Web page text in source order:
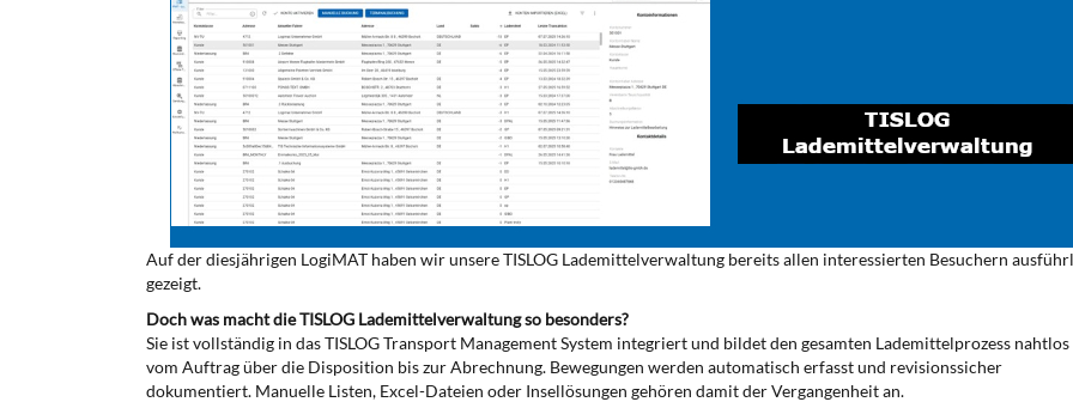
Auf der diesjährigen LogiMAT haben wir unsere TISLOG Lademittelverwaltung bereits allen interessierten Besuchern
gezeigt.
Doch was macht die TISLOG Lademittelverwaltung so besonders?
Sie ist vollständig in das TISLOG Transport Management System integriert und bildet den gesamten Lademittelprozess nahtlos
vom Auftrag über die Disposition bis zur Abrechnung. Bewegungen werden automatisch erfasst und revisionssicher
dokumentiert. Manuelle Listen, Excel-Dateien oder Insellösungen gehören damit der Vergangenheit an.